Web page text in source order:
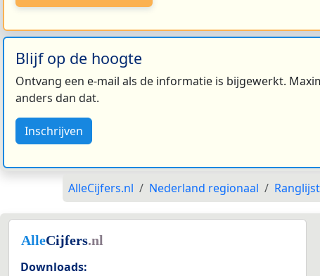
Blijf op de hoogte
Ontvang een e-mail als de informatie is bijgewerkt.
anders dan dat.
Inschrijven
AlleCijfers.nl Nederland regionaal
Downloads: